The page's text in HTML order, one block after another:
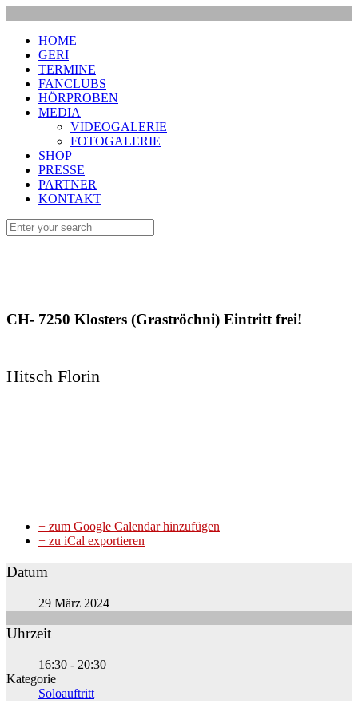
HOME
GERI
TERMINE
FANCLUBS
HÖRPROBEN
MEDIA
VIDEOGALERIE
FOTOGALERIE
SHOP
PRESSE
PARTNER
KONTAKT
CH- 7250 Klosters (Graströchni) Eintritt frei!
Hitsch Florin
+ zum Google Calendar hinzufügen
+ zu iCal exportieren
Datum
29 März 2024
Uhrzeit
16:30 - 20:30
Kategorie
Soloauftritt